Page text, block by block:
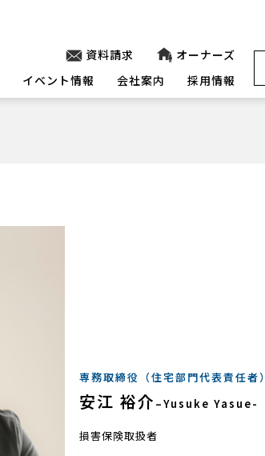
資料請求
オーナーズ
イベント情報 会社案内 採用情報
専務取締役（住宅部門代表責任者）
安江 裕介 –Yusuke Yasue-
損害保険取扱者